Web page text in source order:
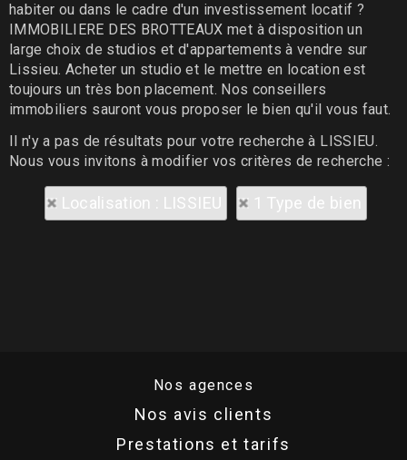
habiter ou dans le cadre d'un investissement locatif ?
IMMOBILIERE DES BROTTEAUX met à disposition un
large choix de studios et d'appartements à vendre sur
Lissieu. Acheter un studio et le mettre en location est
toujours un très bon placement. Nos conseillers
immobiliers sauront vous proposer le bien qu'il vous faut.
Il n'y a pas de résultats pour votre recherche à LISSIEU.
Nous vous invitons à modifier vos critères de recherche :
Localisation : LISSIEU 1 Type de bien
Nos agences
Nos avis clients
Prestations et tarifs